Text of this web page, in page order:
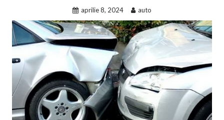
aprilie 8, 2024 auto